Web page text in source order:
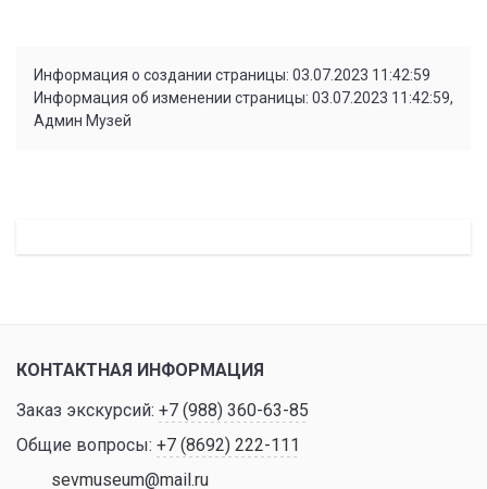
Информация о создании страницы: 03.07.2023 11:42:59
Информация об изменении страницы: 03.07.2023 11:42:59,
Админ Музей
КОНТАКТНАЯ ИНФОРМАЦИЯ
Заказ экскурсий: +7 (988) 360-63-85
Общие вопросы: +7 (8692) 222-111
sevmuseum@mail.ru